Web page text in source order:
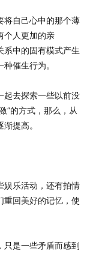
自己心中的那个薄
个人更加的亲
中的固有模式产生
催生行为。
去探索一些以前没
”的方式，那么，从
提高。
乐活动，还有拍情
重回美好的记忆，使
是一些矛盾而感到